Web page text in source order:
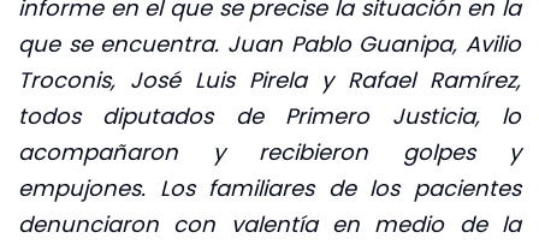
informe en el que se precise la situación en la
que se encuentra. Juan Pablo Guanipa, Avilio
Troconis, José Luis Pirela y Rafael Ramírez,
todos diputados de Primero Justicia, lo
acompañaron y recibieron golpes y
empujones. Los familiares de los pacientes
denunciaron con valentía en medio de la